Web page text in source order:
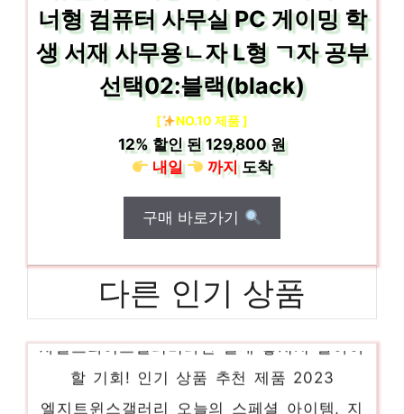
너형 컴퓨터 사무실 PC 게이밍 학
생 서재 사무용ㄴ자 L형 ㄱ자 공부
선택02:블랙(black)
[ NO.10 제품 ]
12%할인 된129,800 원
내일
까지도착
구매 바로가기
다른 인기 상품
할 기회! 인기 상품 추천 제품 2023
엘지트윈스갤러리 오늘의 스페셜 아이템, 지